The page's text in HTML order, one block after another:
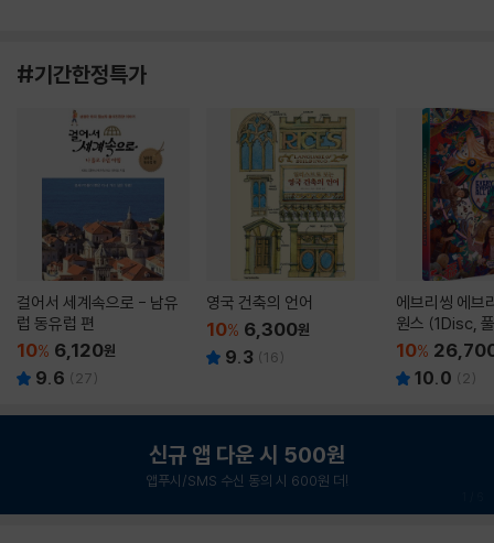
#기간한정특가
걸어서 세계속으로 - 남유
럽 동유럽 편
10% 6,120원
9.6 ( 27)
영국 건축의 언어
10% 6,300원
9.3 (16)
에브리씽 에브
원스 (1Disc,
판) : 블루레이
10%
10.0 ( 2)
신규 앱 다운 시 500원
앱푸시/SMS 수신 동의 시 600원 더!